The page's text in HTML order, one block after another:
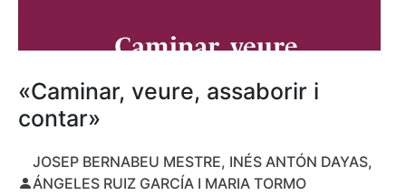
«Caminar, veure, assaborir i
contar»
JOSEP BERNABEU MESTRE, INÉS ANTÓN DAYAS,
ÁNGELES RUIZ GARCÍA I MARIA TORMO